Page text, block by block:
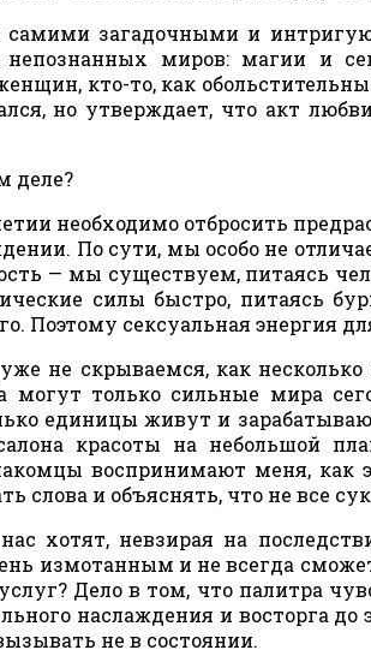
самими загадочными и
миров: магии и
кто-то, как
но утверждает, что акт
деле?
необходимо отбросить
По сути, мы особо не
— мы существуем, питаясь
силы быстро, питаясь
Поэтому сексуальная энергия
не скрываемся, как несколько
могут только сильные мира
единицы живут и
красоты на небольшой
воспринимают меня, как
слова и объяснять, что не все
хотят, невзирая на
измотанным и не всегда
Дело в том, что палитра
наслаждения и восторга
не в состоянии.